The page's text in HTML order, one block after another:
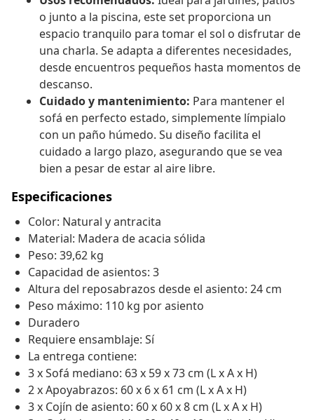
o junto a la piscina, este set proporciona un
espacio tranquilo para tomar el sol o disfrutar de
una charla. Se adapta a diferentes necesidades,
desde encuentros pequeños hasta momentos de
descanso.
Cuidado y mantenimiento: Para mantener el
sofá en perfecto estado, simplemente límpialo
con un paño húmedo. Su diseño facilita el
cuidado a largo plazo, asegurando que se vea
bien a pesar de estar al aire libre.
Especificaciones
Color: Natural y antracita
Material: Madera de acacia sólida
Peso: 39,62 kg
Capacidad de asientos: 3
Altura del reposabrazos desde el asiento: 24 cm
Peso máximo: 110 kg por asiento
Duradero
Requiere ensamblaje: Sí
La entrega contiene:
3 x Sofá mediano: 63 x 59 x 73 cm (L x A x H)
2 x Apoyabrazos: 60 x 6 x 61 cm (L x A x H)
3 x Cojín de asiento: 60 x 60 x 8 cm (L x A x H)